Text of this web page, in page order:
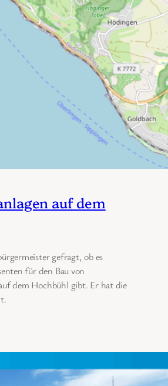
auf dem
gefragt, ob es
für den Bau von
dem Hochbühl gibt. Er hat die